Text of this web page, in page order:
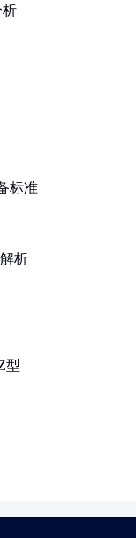
析
标准
析
型